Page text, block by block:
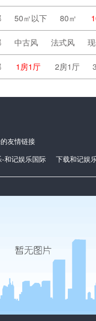
50㎡以下 80㎡
中古风 法式风
1房1厅 2房1厅
友情链接
和记娱乐国际
下载和记娱